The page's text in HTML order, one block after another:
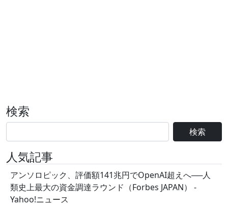
検索
検索
人気記事
アンソロピック、評価額141兆円でOpenAI超えへ──人
類史上最大の資金調達ラウンド（Forbes JAPAN） -
Yahoo!ニュース